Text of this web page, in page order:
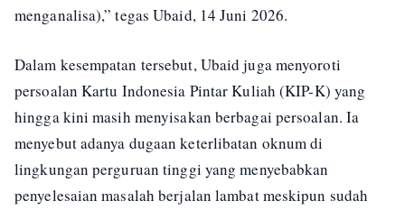
menganalisa),” tegas Ubaid, 14 Juni 2026.
Dalam kesempatan tersebut, Ubaid juga menyoroti
persoalan Kartu Indonesia Pintar Kuliah (KIP-K) yang
hingga kini masih menyisakan berbagai persoalan. Ia
menyebut adanya dugaan keterlibatan oknum di
lingkungan perguruan tinggi yang menyebabkan
penyelesaian masalah berjalan lambat meskipun sudah